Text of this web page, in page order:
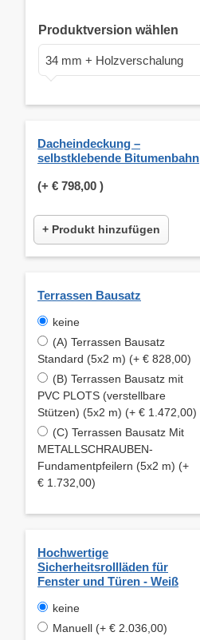
Produktversion wählen
34 mm + Holzverschalung
Dacheindeckung –
selbstklebende Bitumenbahn
(+ € 798,00 )
+ Produkt hinzufügen
Terrassen Bausatz
keine
(A) Terrassen Bausatz
Standard (5x2 m) (+ € 828,00)
(B) Terrassen Bausatz mit
PVC PLOTS (verstellbare
Stützen) (5x2 m) (+ € 1.472,00)
(C) Terrassen Bausatz Mit
METALLSCHRAUBEN-
Fundamentpfeilern (5x2 m) (+
€ 1.732,00)
Hochwertige
Sicherheitsrollläden für
Fenster und Türen - Weiß
keine
Manuell (+ € 2.036,00)